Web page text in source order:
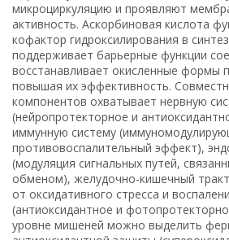
микроциркуляцию и проявляют
активность. Аскорбиновая кислота
кофактор гидроксилирования в
поддерживает барьерные функции
восстанавливает окисленные формы
повышая их эффективность.
компонентов охватывает нервную
(нейропротекторное и
иммунную систему
противовоспалительный эффект),
(модуляция сигнальных путей,
обменом), желудочно-кишечный
от оксидативного стресса и
(антиоксидантное и
уровне мишеней можно выделить